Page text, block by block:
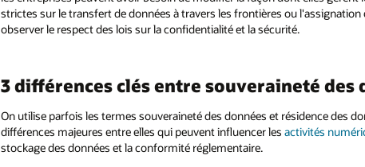
strictes sur le transfert de données à travers les frontières ou
observer le respect des lois sur la confidentialité et la sécurité.
3 différences clés entre souveraineté des
On utilise parfois les termes souveraineté des données et résidence des
différences majeures entre elles qui peuvent influencer lesactivités
stockage des données et la conformité réglementaire.